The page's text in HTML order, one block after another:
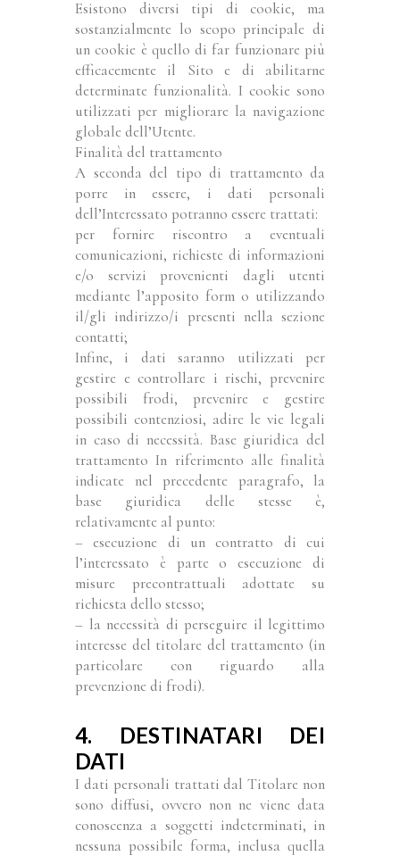
Esistono diversi tipi di cookie, ma
sostanzialmente lo scopo principale di
un cookie è quello di far funzionare più
efficacemente il Sito e di abilitarne
determinate funzionalità. I cookie sono
utilizzati per migliorare la navigazione
globale dell’Utente.
Finalità del trattamento
A seconda del tipo di trattamento da
porre in essere, i dati personali
dell’Interessato potranno essere trattati:
per fornire riscontro a eventuali
comunicazioni, richieste di informazioni
e/o servizi provenienti dagli utenti
mediante l’apposito form o utilizzando
il/gli indirizzo/i presenti nella sezione
contatti;
Infine, i dati saranno utilizzati per
gestire e controllare i rischi, prevenire
possibili frodi, prevenire e gestire
possibili contenziosi, adire le vie legali
in caso di necessità. Base giuridica del
trattamento In riferimento alle finalità
indicate nel precedente paragrafo, la
base giuridica delle stesse è,
relativamente al punto:
– esecuzione di un contratto di cui
l’interessato è parte o esecuzione di
misure precontrattuali adottate su
richiesta dello stesso;
– la necessità di perseguire il legittimo
interesse del titolare del trattamento (in
particolare con riguardo alla
prevenzione di frodi).
4. DESTINATARI DEI
DATI
I dati personali trattati dal Titolare non
sono diffusi, ovvero non ne viene data
conoscenza a soggetti indeterminati, in
nessuna possibile forma, inclusa quella